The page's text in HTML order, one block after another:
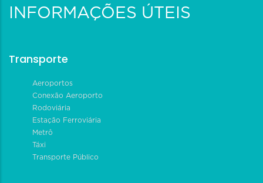
INFORMAÇÕES ÚTEIS
Transporte
Aeroportos
Conexão Aeroporto
Rodoviária
Estação Ferroviária
Metrô
Táxi
Transporte Público